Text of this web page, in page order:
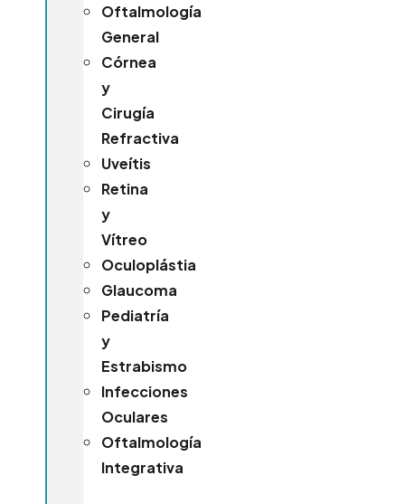
Oftalmología
General
Córnea
y
Cirugía
Refractiva
Uveítis
Retina
y
Vítreo
Oculoplástia
Glaucoma
Pediatría
y
Estrabismo
Infecciones
Oculares
Oftalmología
Integrativa